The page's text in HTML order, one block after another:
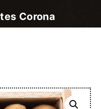
Corona